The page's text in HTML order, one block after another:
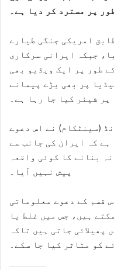
پر مسترد کر دیا ہے۔
امریکی جنگی طیارے
جبکہ ایرانی سرکاری
طور پر ایک ویڈیو بھی
پر بھی بڑے پیمانے
پر شیئر کیا جا رہا ہے۔
(سینٹکام) نے اس دعوے
کہ ایران کی جانب سے
بنانے کا کوئی واقعہ
پیش نہیں آیا۔
قسم کے دعوے معلوماتی
ہیں، جس میں غلط یا
جاتی ہیں تاکہ
کو متاثر کیا جا سکے۔